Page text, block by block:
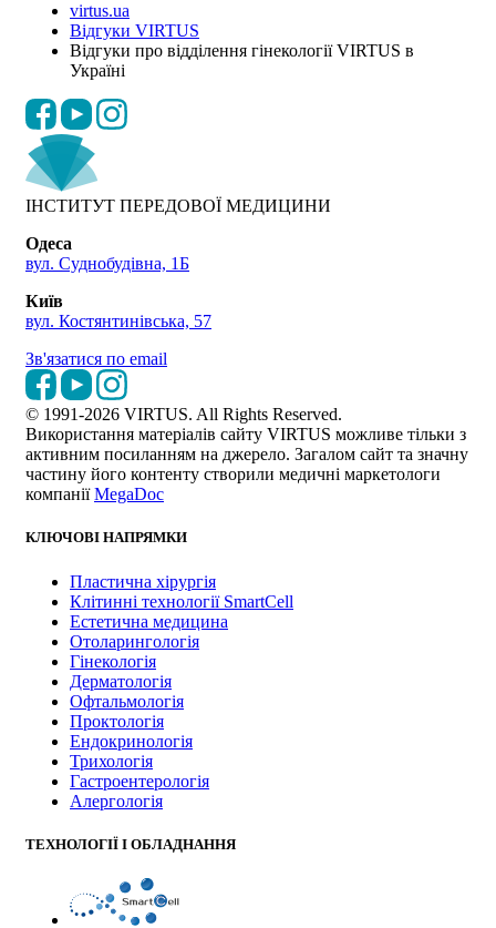
virtus.ua
Відгуки VIRTUS
Відгуки про відділення гінекології VIRTUS в
Україні
ІНСТИТУТ ПЕРЕДОВОЇ МЕДИЦИНИ
Одеса
вул. Суднобудівна, 1Б
Київ
вул. Костянтинівська, 57
Зв'язатися по email
© 1991-2026 VIRTUS. All Rights Reserved.
Використання матеріалів сайту VIRTUS можливе тільки з
активним посиланням на джерело. Загалом сайт та значну
частину його контенту створили медичні маркетологи
компаніїMegaDoc
КЛЮЧОВІ НАПРЯМКИ
Пластична хірургія
Клітинні технології SmartCell
Естетична медицина
Отоларингологія
Гінекологія
Дерматологія
Офтальмологія
Проктологія
Ендокринологія
Трихологія
Гастроентерологія
Алергологія
ТЕХНОЛОГІЇ І ОБЛАДНАННЯ